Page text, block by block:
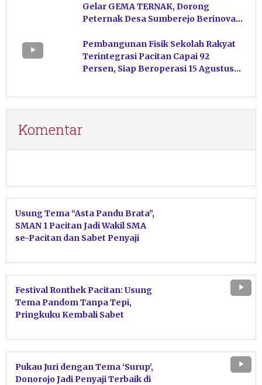
Gelar GEMA TERNAK, Dorong
Peternak Desa Sumberejo Berinovasi
Pembangunan Fisik Sekolah Rakyat
Terintegrasi Pacitan Capai 92
Persen, Siap Beroperasi 15 Agustus
Komentar
Usung Tema “Asta Pandu Brata”,
SMAN 1 Pacitan Jadi Wakil SMA
se-Pacitan dan Sabet Penyaji
Festival Ronthek Pacitan: Usung
Tema Pandom Tanpa Tepi,
Pringkuku Kembali Sabet
Pukau Juri dengan Tema ‘Surup’,
Donorojo Jadi Penyaji Terbaik di